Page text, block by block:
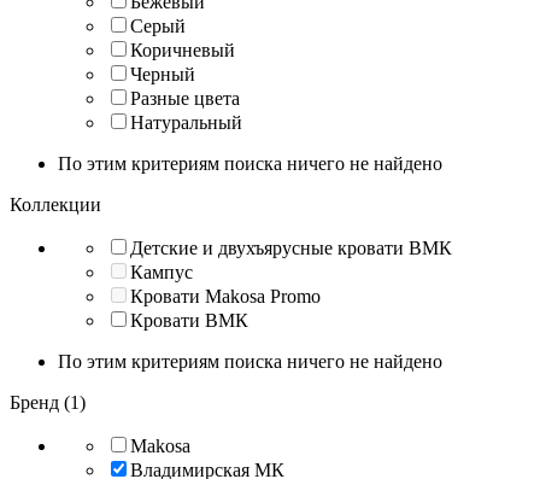
Серый
Коричневый
Черный
Разные цвета
Натуральный
По этим критериям поиска ничего не найдено
Коллекции
Детские и двухъярусные кровати ВМК
Кампус
Кровати Makosa Promo
Кровати ВМК
По этим критериям поиска ничего не найдено
Бренд (1)
Makosa
Владимирская МК